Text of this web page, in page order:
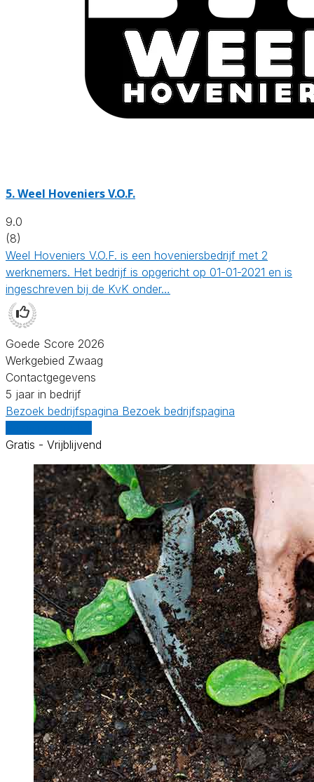
5.Weel Hoveniers V.O.F.
9.0
(8)
Weel Hoveniers V.O.F. is een hoveniersbedrijf met 2
werknemers. Het bedrijf is opgericht op 01-01-2021 en is
ingeschreven bij de KvK onder…
Goede Score 2026
Werkgebied Zwaag
Contactgegevens
5 jaar in bedrijf
Bezoek bedrijfspagina Bezoek bedrijfspagina
Gratis - Vrijblijvend